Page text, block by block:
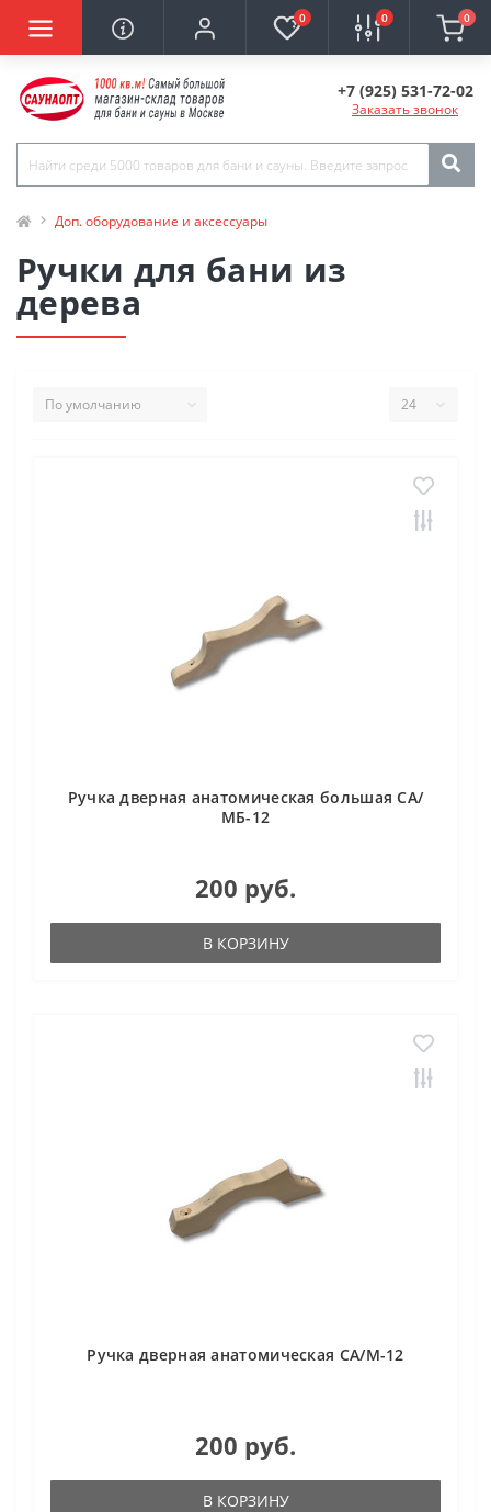
0 0 0
+7 (925) 531-72-02
Заказать звонок
Доп. оборудование и аксессуары
Ручки для бани из
дерева
Ручка дверная анатомическая большая СА/
МБ-12
200 руб.
В КОРЗИНУ
Ручка дверная анатомическая СА/М-12
200 руб.
В КОРЗИНУ